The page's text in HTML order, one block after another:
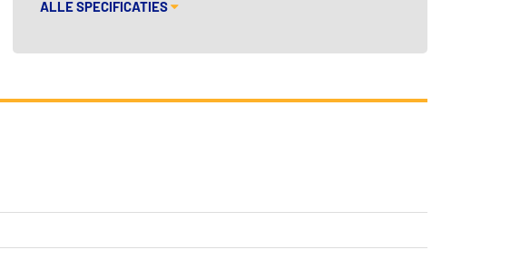
ALLE SPECIFICATIES